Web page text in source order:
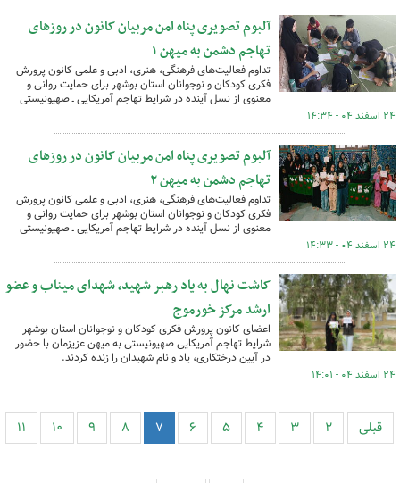
آلبوم تصویری پناه امن مربیان کانون در روزهای
تهاجم دشمن به میهن ۱
تداوم فعالیت‌های فرهنگی، هنری، ادبی و علمی کانون پرورش
فکری کودکان و نوجوانان استان بوشهر برای حمایت روانی و
معنوی از نسل آینده در شرایط تهاجم آمریکایی ـ صهیونیستی
۲۴ اسفند ۰۴ - ۱۴:۳۴
آلبوم تصویری پناه امن مربیان کانون در روزهای
تهاجم دشمن به میهن ۲
تداوم فعالیت‌های فرهنگی، هنری، ادبی و علمی کانون پرورش
فکری کودکان و نوجوانان استان بوشهر برای حمایت روانی و
معنوی از نسل آینده در شرایط تهاجم آمریکایی ـ صهیونیستی
۲۴ اسفند ۰۴ - ۱۴:۳۳
کاشت نهال به یاد رهبر شهید، شهدای میناب و عضو
ارشد مرکز خورموج
اعضای کانون پرورش فکری کودکان و نوجوانان استان بوشهر
شرایط تهاجم آمریکایی صهیونیستی به میهن عزیزمان با حضور
در آیین درختکاری، یاد و نام شهیدان را زنده کردند.
۲۴ اسفند ۰۴ - ۱۴:۰۱
قبلی ۲ ۳ ۴ ۵ ۶ ۷ ۸ ۹ ۱۰ ۱۱